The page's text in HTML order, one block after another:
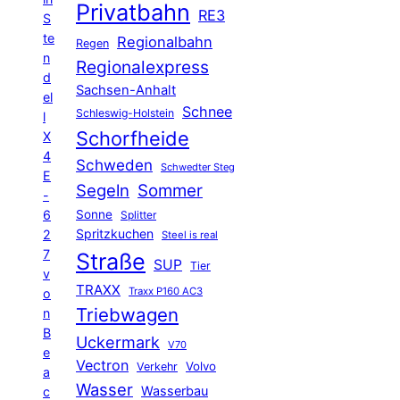
S
te
n
d
el
l
X
4
E
-
6
2
7
v
o
n
B
e
a
c
Privatbahn RE3
Regen Regionalbahn
Regionalexpress
Sachsen-Anhalt
Schleswig-Holstein Schnee
Schorfheide
Schweden Schwedter Steg
Segeln Sommer
Sonne Splitter
Spritzkuchen Steel is real
Straße SUP Tier
TRAXX Traxx P160 AC3
Triebwagen
Uckermark V70
Vectron Verkehr Volvo
Wasser Wasserbau